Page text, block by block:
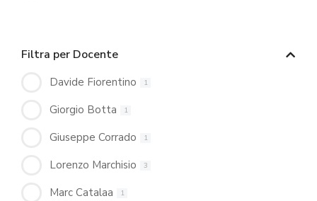
Filtra per Docente
Davide Fiorentino 1
Giorgio Botta 1
Giuseppe Corrado 1
Lorenzo Marchisio 3
Marc Catalaa 1